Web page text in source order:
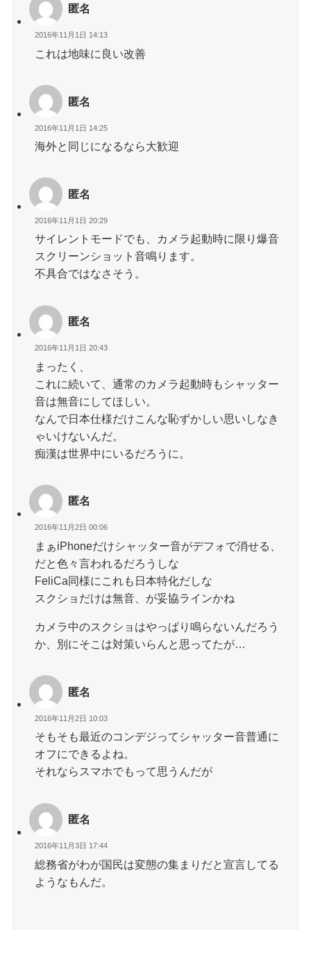
匿名
2016年11月1日 14:13
これは地味に良い改善
匿名
2016年11月1日 14:25
海外と同じになるなら大歓迎
匿名
2016年11月1日 20:29
サイレントモードでも、カメラ起動時に限り爆音
スクリーンショット音鳴ります。
不具合ではなさそう。
匿名
2016年11月1日 20:43
まったく、
これに続いて、通常のカメラ起動時もシャッター
音は無音にしてほしい。
なんで日本仕様だけこんな恥ずかしい思いしなき
ゃいけないんだ。
痴漢は世界中にいるだろうに。
匿名
2016年11月2日 00:06
まぁiPhoneだけシャッター音がデフォで消せる、
だと色々言われるだろうしな
FeliCa同様にこれも日本特化だしな
スクショだけは無音、が妥協ラインかね
カメラ中のスクショはやっぱり鳴らないんだろう
か、別にそこは対策いらんと思ってたが…
匿名
2016年11月2日 10:03
そもそも最近のコンデジってシャッター音普通に
オフにできるよね。
それならスマホでもって思うんだが
匿名
2016年11月3日 17:44
総務省がわが国民は変態の集まりだと宣言してる
ようなもんだ。